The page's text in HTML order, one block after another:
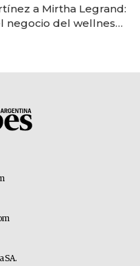
a Mirtha Legrand:
negocio del wellness
SA.